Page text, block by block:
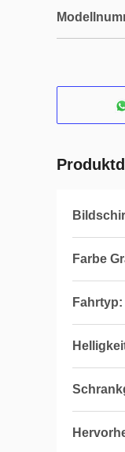
Farbe
Fahrtyp: